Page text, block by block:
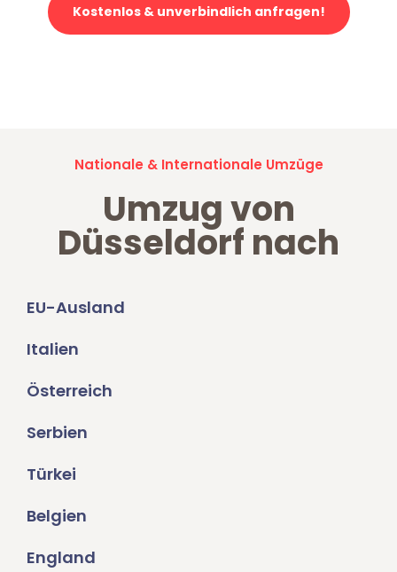
Kostenlos & unverbindlich anfragen!
Nationale & Internationale Umzüge
Umzug von
Düsseldorf nach
EU-Ausland
Italien
Österreich
Serbien
Türkei
Belgien
England